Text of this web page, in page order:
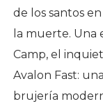
de los santos
la muerte. Una
Camp, el
Avalon Fast:
brujería